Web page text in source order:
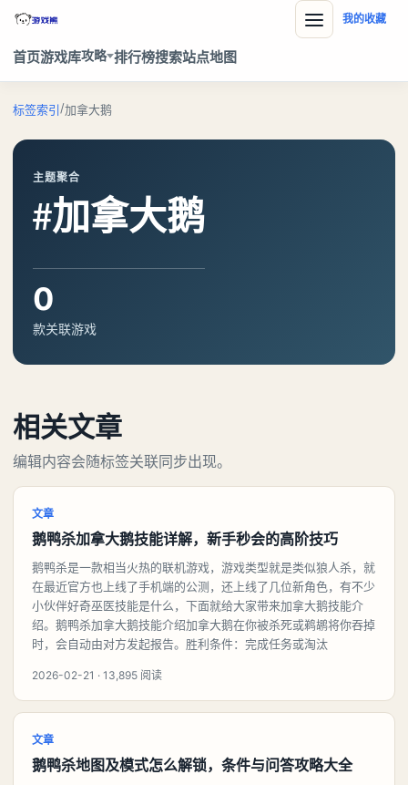
首页游戏库攻略 排行榜搜索站点地图
我的收藏
标签索引/加拿大鹅
主题聚合
#加拿大鹅
0
款关联游戏
相关文章
编辑内容会随标签关联同步出现。
文章
鹅鸭杀加拿大鹅技能详解，新手秒会的高阶技巧
鹅鸭杀是一款相当火热的联机游戏，游戏类型就是类似狼人杀，就
在最近官方也上线了手机端的公测，还上线了几位新角色，有不少
小伙伴好奇巫医技能是什么，下面就给大家带来加拿大鹅技能介
绍。鹅鸭杀加拿大鹅技能介绍加拿大鹅在你被杀死或鹈鹕将你吞掉
时，会自动由对方发起报告。胜利条件：完成任务或淘汰
2026-02-21 · 13,895 阅读
文章
鹅鸭杀地图及模式怎么解锁，条件与问答攻略大全